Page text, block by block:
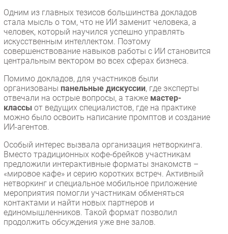
Одним из главных тезисов большинства докладов
стала мысль о том, что не ИИ заменит человека, а
человек, который научился успешно управлять
искусственным интеллектом. Поэтому
совершенствование навыков работы с ИИ становится
центральным вектором во всех сферах бизнеса.
Помимо докладов, для участников были
организованы панельные дискуссии, где эксперты
отвечали на острые вопросы, а также мастер-
классы от ведущих специалистов, где на практике
можно было освоить написание промптов и создание
ИИ-агентов.
Особый интерес вызвала организация нетворкинга.
Вместо традиционных кофе-брейков участникам
предложили интерактивные форматы знакомств –
«мировое кафе» и серию коротких встреч. Активный
нетворкинг и специальное мобильное приложение
мероприятия помогли участникам обменяться
контактами и найти новых партнеров и
единомышленников. Такой формат позволил
продолжить обсуждения уже вне залов.